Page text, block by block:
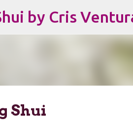
by Cris
Shui